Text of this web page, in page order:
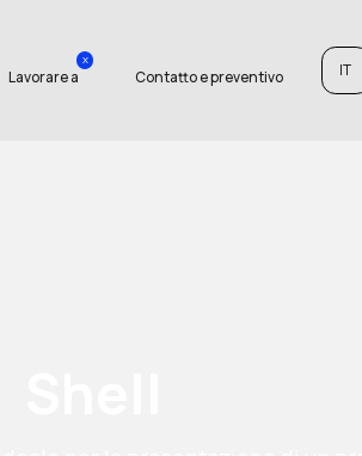
Lavorare a
x
Contatto e preventivo IT